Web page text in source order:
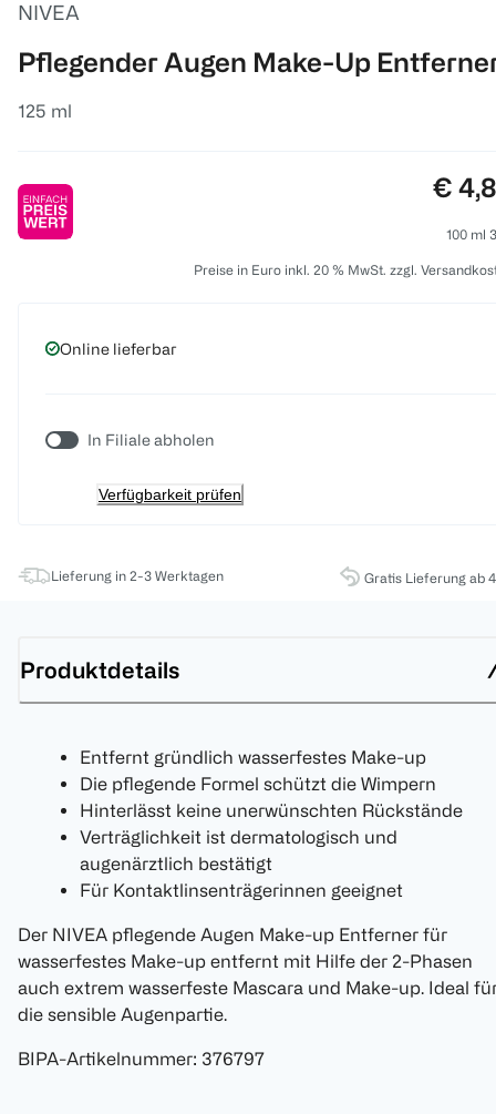
NIVEA
Pflegender Augen Make-Up
125 ml
€
100 ml
Preise in Euro inkl. 20 % MwSt. zzgl.
Online lieferbar
In Filiale abholen
Verfügbarkeit prüfen
Lieferung in 2-3 Werktagen Gratis Lieferung ab
Produktdetails
Entfernt gründlich wasserfestes Make-up
Die pflegende Formel schützt die Wimpern
Hinterlässt keine unerwünschten Rückstände
Verträglichkeit ist dermatologisch und
augenärztlich bestätigt
Für Kontaktlinsenträgerinnen geeignet
Der NIVEA pflegende Augen Make-up Entferner für
wasserfestes Make-up entfernt mit Hilfe der 2-Phasen
auch extrem wasserfeste Mascara und Make-up. Ideal
die sensible Augenpartie.
BIPA-Artikelnummer: 376797